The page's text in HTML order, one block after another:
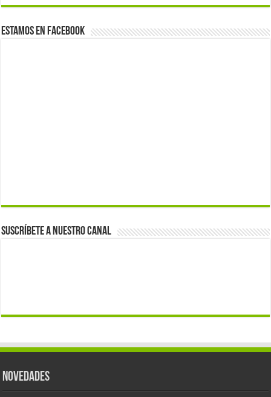
Estamos en Facebook
Suscríbete a nuestro canal
Novedades